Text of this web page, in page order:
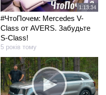
1:13:34
#ЧтоПочем: Mercedes V-
Class от AVERS. Забудьте
S-Class!
5 років тому